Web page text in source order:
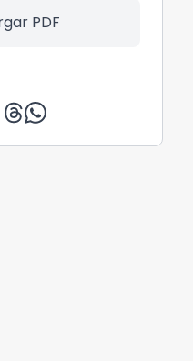
PDF